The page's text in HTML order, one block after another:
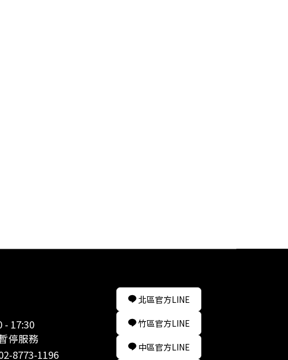
- 17:30
停服務
8773-1196
北區官方LINE
竹區官方LINE
中區官方LINE